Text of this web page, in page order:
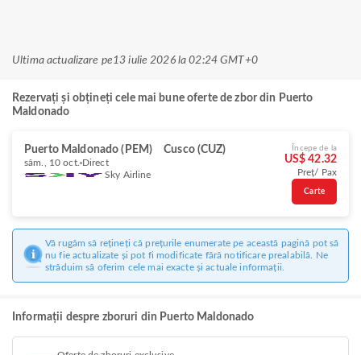
Ultima actualizare pe13 iulie 2026 la 02:24 GMT+0
Rezervați și obțineți cele mai bune oferte de zbor din Puerto
Maldonado
Puerto Maldonado (PEM) Cusco (CUZ)
sâm., 10 oct. Direct
Sky Airline
Începe de la
US$ 42.32
Preț/ Pax
Carte
Vă rugăm să rețineți că prețurile enumerate pe această pagină pot să
nu fie actualizate și pot fi modificate fără notificare prealabilă. Ne
străduim să oferim cele mai exacte și actuale informații.
Informații despre zboruri din Puerto Maldonado